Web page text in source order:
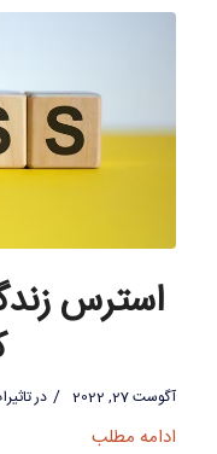
استرس
آگوست 27, 2022 / در
ادامه مطلب